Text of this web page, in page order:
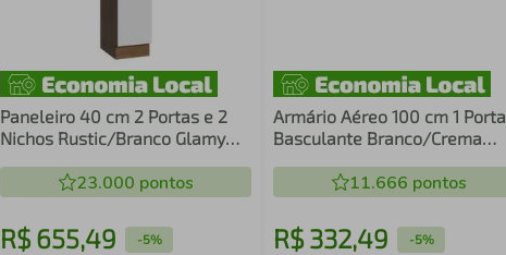
Paneleiro 40 cm 2 Portas e 2
Nichos Rustic/Branco Glamy
23.000 pontos
R$ 655,49 -5%
Armário Aéreo 100 cm 1 Porta
Basculante Branco/Crema
11.666 pontos
R$332,49 -5%